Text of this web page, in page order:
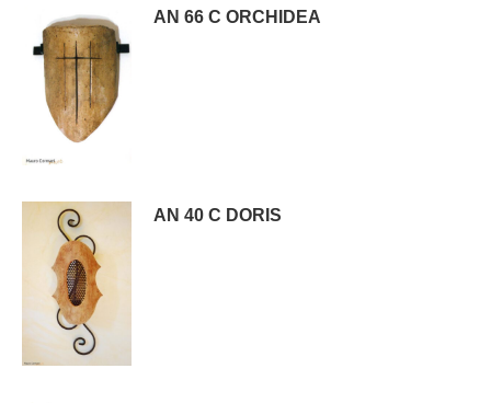
AN 66 C ORCHIDEA
AN 40 C DORIS